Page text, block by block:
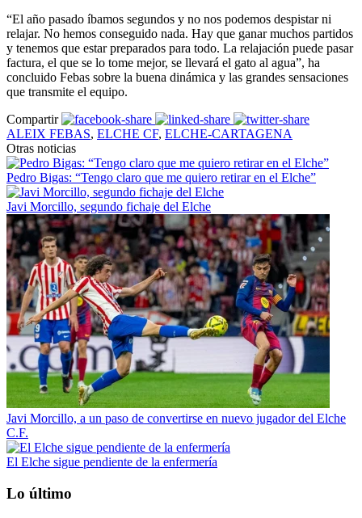
“El año pasado íbamos segundos y no nos podemos despistar ni
relajar. No hemos conseguido nada. Hay que ganar muchos partidos
y tenemos que estar preparados para todo. La relajación puede pasar
factura, el que se lo tome mejor, se llevará el gato al agua”, ha
concluido Febas sobre la buena dinámica y las grandes sensaciones
que transmite el equipo.
Compartir
ALEIX FEBAS, ELCHE CF, ELCHE-CARTAGENA
Otras noticias
Pedro Bigas: “Tengo claro que me quiero retirar en el Elche”
Javi Morcillo, segundo fichaje del Elche
Javi Morcillo, a un paso de convertirse en nuevo jugador del Elche
C.F.
El Elche sigue pendiente de la enfermería
Lo último